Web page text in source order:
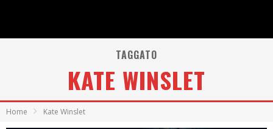
TAGGATO
KATE WINSLET
Home Kate Winslet